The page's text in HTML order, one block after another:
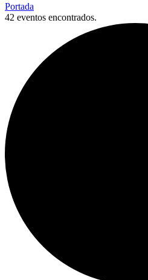
Portada
42 eventos encontrados.